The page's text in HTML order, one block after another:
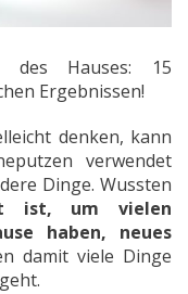
des Hauses: 15
Ergebnissen!
denken, kann
verwendet
Dinge. Wussten
ist, um vielen
haben, neues
damit viele Dinge